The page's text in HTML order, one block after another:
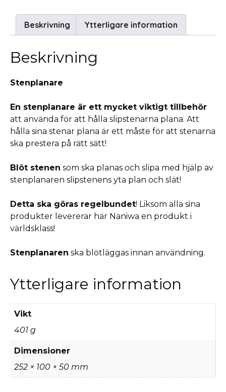
Beskrivning Ytterligare information
Beskrivning
Stenplanare
En stenplanare är ett mycket viktigt tillbehör
att använda för att hålla slipstenarna plana. Att
hålla sina stenar plana är ett måste för att stenarna
ska prestera på rätt sätt!
Blöt stenen som ska planas och slipa med hjälp av
stenplanaren slipstenens yta plan och slät!
Detta ska göras regelbundet! Liksom alla sina
produkter levererar här Naniwa en produkt i
världsklass!
Stenplanaren ska blötläggas innan användning.
Ytterligare information
Vikt
401 g
Dimensioner
252 × 100 × 50 mm